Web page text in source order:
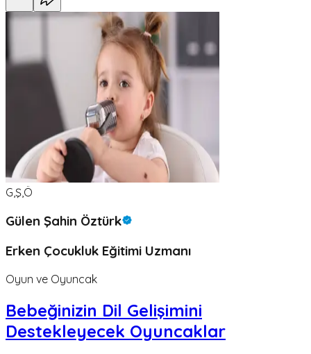
G,Ş,Ö
Gülen Şahin Öztürk
Erken Çocukluk Eğitimi Uzmanı
Oyun ve Oyuncak
Bebeğinizin Dil Gelişimini
Destekleyecek Oyuncaklar